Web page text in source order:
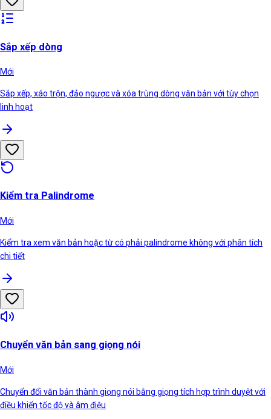
Sắp xếp dòng
Mới
Sắp xếp, xáo trộn, đảo ngược và xóa trùng dòng văn bản với tùy chọn
linh hoạt
Kiểm tra Palindrome
Mới
Kiểm tra xem văn bản hoặc từ có phải palindrome không với phân tích
chi tiết
Chuyển văn bản sang giọng nói
Mới
Chuyển đổi văn bản thành giọng nói bằng giọng tích hợp trình duyệt với
điều khiển tốc độ và âm điệu